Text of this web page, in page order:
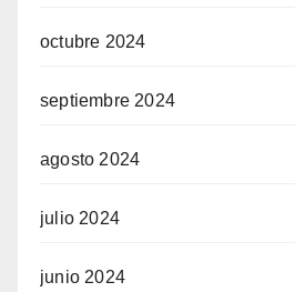
octubre 2024
septiembre 2024
agosto 2024
julio 2024
junio 2024